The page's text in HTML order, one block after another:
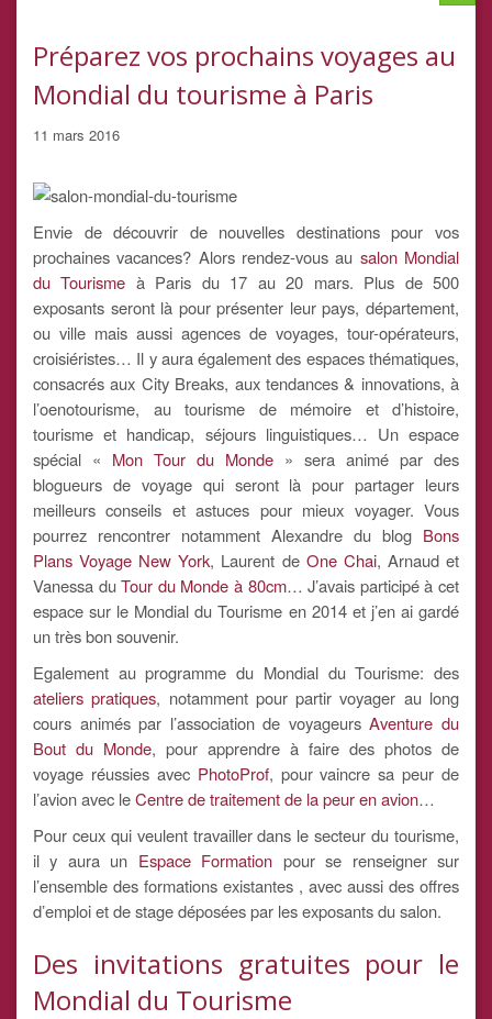
Préparez vos prochains voyages au
Mondial du tourisme à Paris
11 mars 2016
Envie de découvrir de nouvelles destinations pour vos
prochaines vacances? Alors rendez-vous au salon Mondial
du Tourisme à Paris du 17 au 20 mars. Plus de 500
exposants seront là pour présenter leur pays, département,
ou ville mais aussi agences de voyages, tour-opérateurs,
croisiéristes… Il y aura également des espaces thématiques,
consacrés aux City Breaks, aux tendances & innovations, à
l’oenotourisme, au tourisme de mémoire et d’histoire,
tourisme et handicap, séjours linguistiques… Un espace
spécial « Mon Tour du Monde » sera animé par des
blogueurs de voyage qui seront là pour partager leurs
meilleurs conseils et astuces pour mieux voyager. Vous
pourrez rencontrer notamment Alexandre du blog Bons
Plans Voyage New York, Laurent de One Chai, Arnaud et
Vanessa duTour du Monde à 80cm… J’avais participé à cet
espace sur le Mondial du Tourisme en 2014 et j’en ai gardé
un très bon souvenir.
Egalement au programme du Mondial du Tourisme: des
ateliers pratiques, notamment pour partir voyager au long
cours animés par l’association de voyageursAventure du
Bout du Monde, pour apprendre à faire des photos de
voyage réussies avec PhotoProf, pour vaincre sa peur de
l’avion avec leCentre de traitement de la peur en avion…
Pour ceux qui veulent travailler dans le secteur du tourisme,
il y aura un Espace Formation pour se renseigner sur
l’ensemble des formations existantes , avec aussi des offres
d’emploi et de stage déposées par les exposants du salon.
Des invitations gratuites pour le
Mondial du Tourisme